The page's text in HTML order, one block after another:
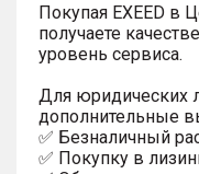
Покупая EXEED в
получаете
уровень сервиса.
Для юридических
дополнительные
✅ Безналичный
✅ Покупку в